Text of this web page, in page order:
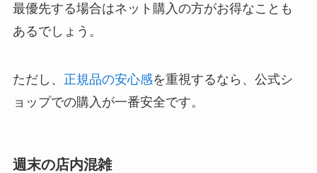
最優先する場合はネット購入の方がお得なことも
あるでしょう。
ただし、 正規品の安心感を重視するなら、公式シ
ョップでの購入が一番安全です。
週末の店内混雑